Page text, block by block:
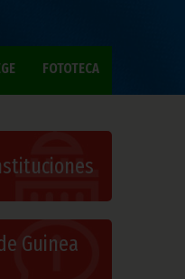
FOTOTECA
Guinea